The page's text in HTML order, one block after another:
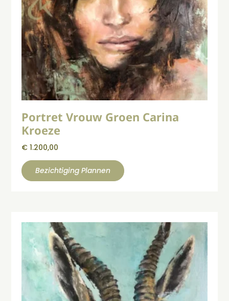
Portret Vrouw Groen Carina
Kroeze
€ 1.200,00
Bezichtiging Plannen